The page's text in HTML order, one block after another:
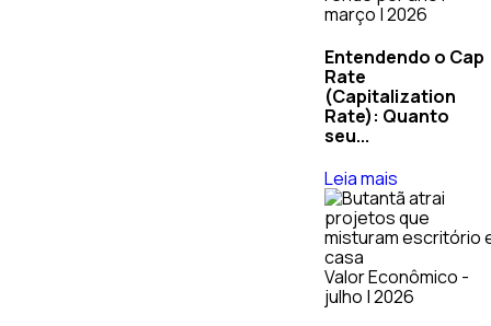
março | 2026
Entendendo o Cap
Rate
(Capitalization
Rate): Quanto
seu...
Leia mais
Valor Econômico -
julho | 2026